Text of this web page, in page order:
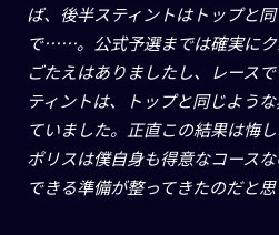
ば、後半スティントはトップと
で……。公式予選までは確実に
ごたえはありましたし、レース
ティントは、トップと同じよう
ていました。正直この結果は悔
ポリスは僕自身も得意なコース
できる準備が整ってきたのだと思